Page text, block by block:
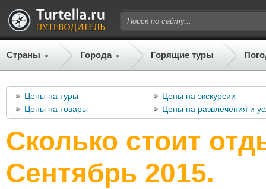
Страны Города Горящие туры
Цены на туры
Цены на экскурсии
Цены на товары
Цены на развлечения и
Сколько стоит
Сентябрь 2015.